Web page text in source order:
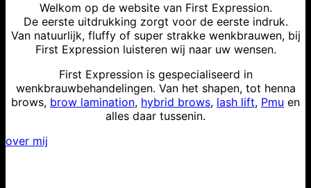
Welkom op de website van First Expression.
De eerste uitdrukking zorgt voor de eerste indruk.
Van natuurlijk, fluffy of super strakke wenkbrauwen, bij
First Expression luisteren wij naar uw wensen.
First Expression is gespecialiseerd in
wenkbrauwbehandelingen. Van het shapen, tot henna
brows, brow lamination, hybrid brows, lash lift, Pmu en
alles daar tussenin.
over mij